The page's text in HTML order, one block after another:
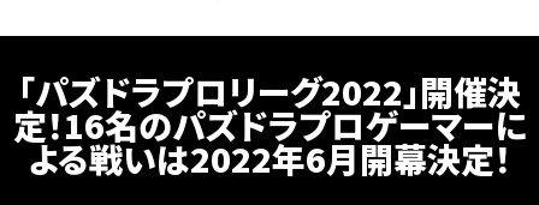
「パズドラプロリーグ2022」開催決
定！16名のパズドラプロゲーマーに
よる戦いは2022年6月開幕決定！